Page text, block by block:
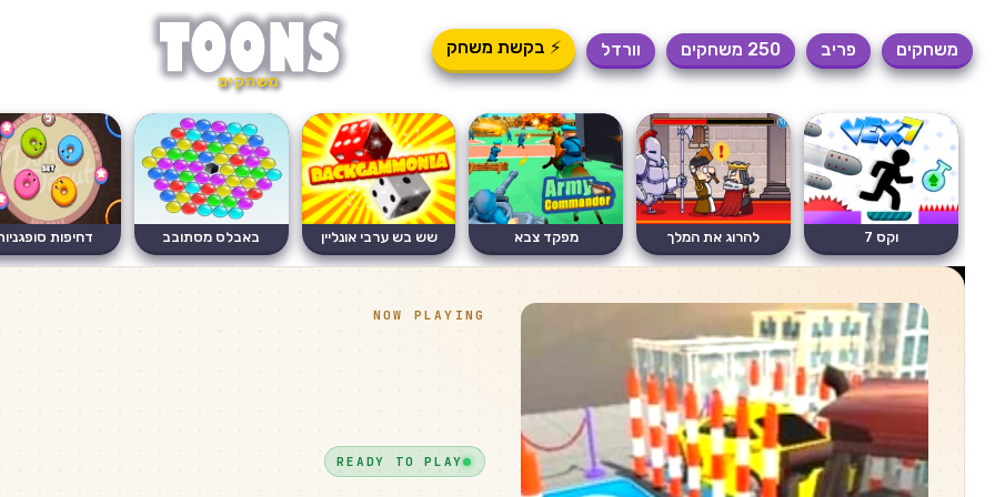
משחקים פריב 250 משחקים וורדל ⚡ בקשת משחק
משחקים
וקס 7 להרוג את המלך מפקד צבא שש בש ערבי אונליין באבלס מסתובב דחיפות